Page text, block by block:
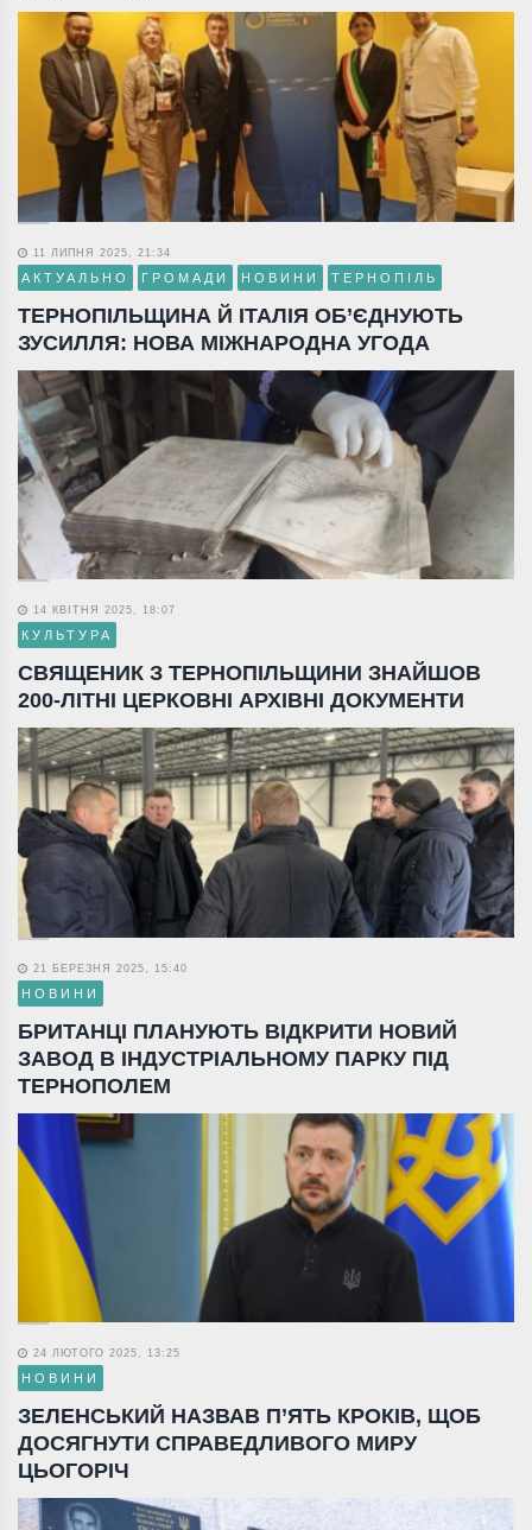
11 ЛИПНЯ 2025, 21:34
АКТУАЛЬНО ГРОМАДИ НОВИНИ ТЕРНОПІЛЬ
ТЕРНОПІЛЬЩИНА Й ІТАЛІЯ ОБ’ЄДНУЮТЬ
ЗУСИЛЛЯ: НОВА МІЖНАРОДНА УГОДА
14 КВІТНЯ 2025, 18:07
КУЛЬТУРА
СВЯЩЕНИК З ТЕРНОПІЛЬЩИНИ ЗНАЙШОВ
200-ЛІТНІ ЦЕРКОВНІ АРХІВНІ ДОКУМЕНТИ
21 БЕРЕЗНЯ 2025, 15:40
НОВИНИ
БРИТАНЦІ ПЛАНУЮТЬ ВІДКРИТИ НОВИЙ
ЗАВОД В ІНДУСТРІАЛЬНОМУ ПАРКУ ПІД
ТЕРНОПОЛЕМ
24 ЛЮТОГО 2025, 13:25
НОВИНИ
ЗЕЛЕНСЬКИЙ НАЗВАВ П’ЯТЬ КРОКІВ, ЩОБ
ДОСЯГНУТИ СПРАВЕДЛИВОГО МИРУ
ЦЬОГОРІЧ